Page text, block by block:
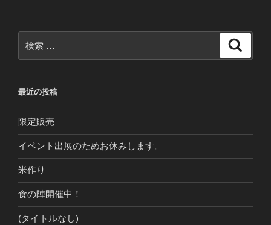
ン
索:
最近の投稿
限定販売
イベント出展のためお休みします。
米作り
食の陣開催中！
(タイトルなし)